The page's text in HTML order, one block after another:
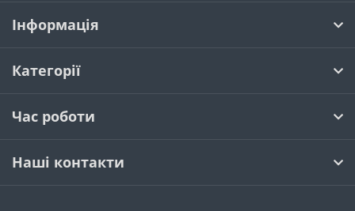
Інформація
Категорії
Час роботи
Наші контакти